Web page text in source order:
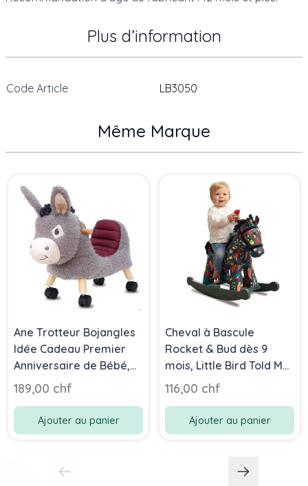
Plus d’information
Code Article LB3050
Même Marque
Ane Trotteur Bojangles
Idée Cadeau Premier
Anniversaire de Bébé,
Ideal dès 12 mois, Little
Bird Told Me, Livraison
Gratuite
189,00 chf
Ajouter au panier
Cheval à Bascule
Rocket & Bud dès 9
mois, Little Bird Told Me,
Livraison Gratuite, Shop
Suise
116,00 chf
Ajouter au panier